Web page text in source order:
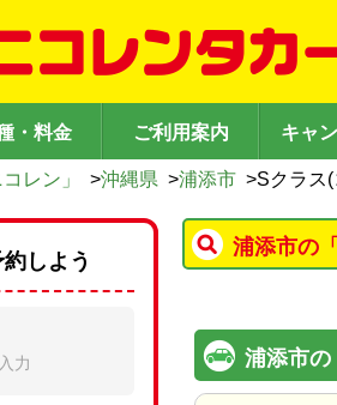
・料金 ご利用案内 キャ
レン」 >沖縄県 >浦添市 >Sクラス
浦添市の
浦添市の
しよう
力